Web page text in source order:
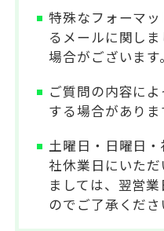
特殊なフォーマ
るメールに関し
場合がございます。
ご質問の内容に
する場合がありま
土曜日・日曜日
社休業日にいた
ましては、翌営
のでご了承くださ